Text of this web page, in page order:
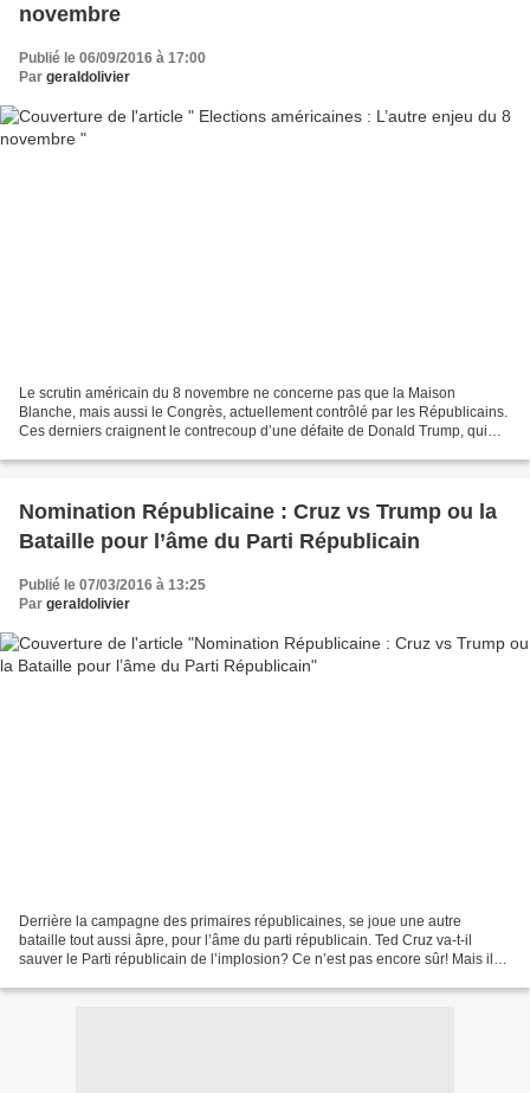
novembre
Publié le 06/09/2016 à 17:00
Par geraldolivier
Le scrutin américain du 8 novembre ne concerne pas que la Maison
Blanche, mais aussi le Congrès, actuellement contrôlé par les Républicains.
Ces derniers craignent le contrecoup d’une défaite de Donald Trump, qui
Nomination Républicaine : Cruz vs Trump ou la
Bataille pour l’âme du Parti Républicain
Publié le 07/03/2016 à 13:25
Par geraldolivier
Derrière la campagne des primaires républicaines, se joue une autre
bataille tout aussi âpre, pour l’âme du parti républicain. Ted Cruz va-t-il
sauver le Parti républicain de l’implosion? Ce n’est pas encore sûr! Mais il